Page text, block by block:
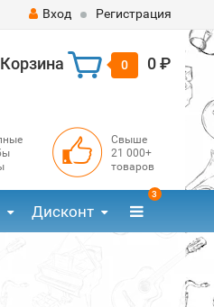
Вход Регистрация
Корзина 0 0 ₽
Свыше
21 000+
товаров
Дисконт
3